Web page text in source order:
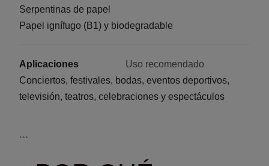
Serpentinas de papel
Papel ignífugo (B1) y biodegradable
Aplicaciones
Uso recomendado
Conciertos, festivales, bodas, eventos deportivos,
televisión, teatros, celebraciones y espectáculos
```